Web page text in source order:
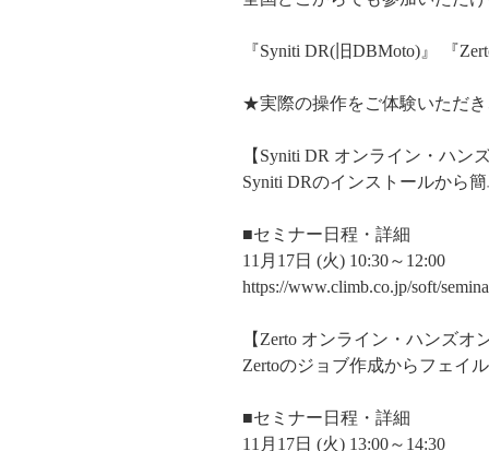
『Syniti DR(旧DBMoto)』 『
★実際の操作をご体験いただ
【Syniti DR オンライン・ハン
Syniti DRのインストールから
■セミナー日程・詳細
11月17日 (火) 10:30～12:00
https://www.climb.co.jp/soft/
【Zerto オンライン・ハンズオ
Zertoのジョブ作成からフェイ
■セミナー日程・詳細
11月17日 (火) 13:00～14:30